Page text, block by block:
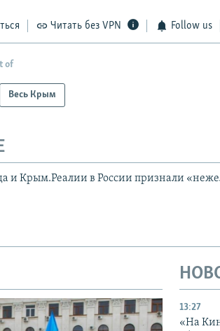
Читать без VPN Follow us
of
Весь Крым
и Крым.Реалии в России признали
13:27
«На